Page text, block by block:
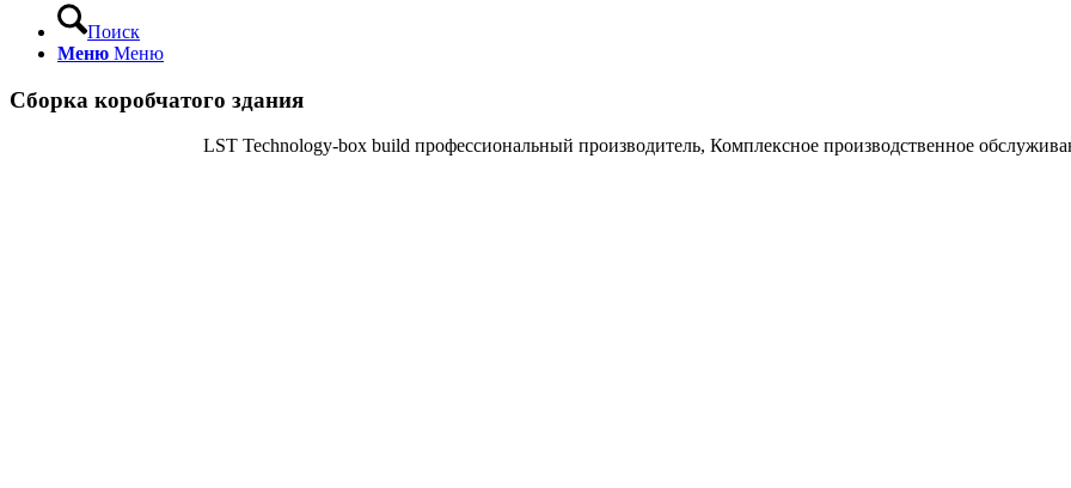
Поиск
Меню Меню
Сборка коробчатого здания
LST Technology-box build профессиональный производитель, Комплексное производственное